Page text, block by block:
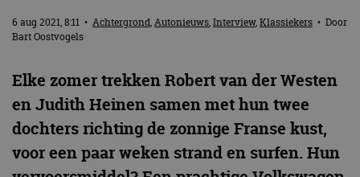
6 aug 2021, 8:11 • Achtergrond,Autonieuws,Interview,Klassiekers • Door
Bart Oostvogels
Elke zomer trekken Robert van der Westen
en Judith Heinen samen met hun twee
dochters richting de zonnige Franse kust,
voor een paar weken strand en surfen. Hun